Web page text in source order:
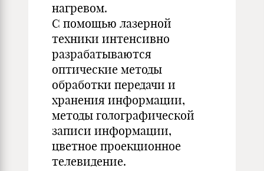
нагревом.
С помощью лазерной
техники интенсивно
разрабатываются
оптические методы
обработки передачи и
хранения информации,
методы голографической
записи информации,
цветное проекционное
телевидение.